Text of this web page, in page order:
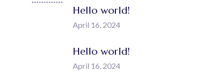
Hello world!
April 16, 2024
Hello world!
April 16, 2024